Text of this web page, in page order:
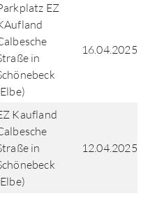
EZ
in
16.04.2025
Kaufland
in
12.04.2025